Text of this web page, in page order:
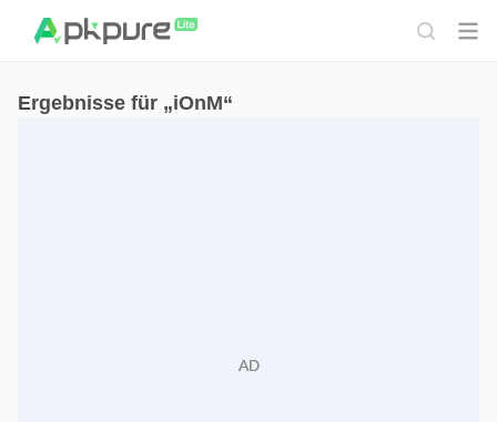
Ergebnisse für „iOnM“